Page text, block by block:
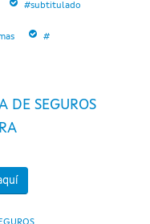
#subtitulado
#
DE SEGUROS